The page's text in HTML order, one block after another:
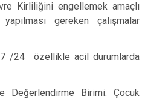
Kirliliğini engellemek amaçlı
gereken çalışmalar
7 /24 özellikle acil durumlarda
Birimi: Çocuk